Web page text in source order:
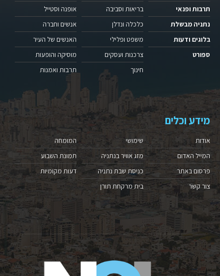
תרבות ופנאי
נתניה מבשלת
בלוגים ודעות
ספורט
בריאות וסביבה
כלכלה ונדלן
משפט ופלילי
צרכנות ועסקים
חינוך
אופנה וסטייל
אנשים וחברה
האנשים של העיר
מוסיקה והופעות
תרבות ואמנות
מידע וכלים
אודות
המייל האדום
פרסום באתר
צור קשר
שימושי
מזג אוויר בנתניה
כניסת שבת נתניה
בית מרקחת תורן
המומחה
תמונת השבוע
דעות מקומיות